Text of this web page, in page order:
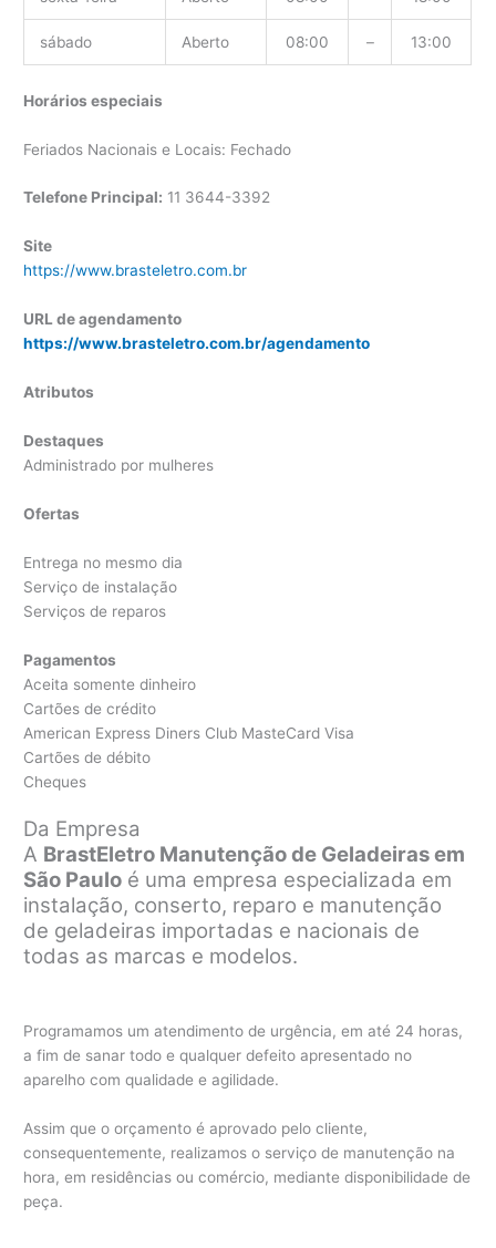
sábado Aberto 08:00 – 13:00
Horários especiais
Feriados Nacionais e Locais: Fechado
Telefone Principal: 11 3644-3392
Site
https://www.brasteletro.com.br
URL de agendamento
https://www.brasteletro.com.br/agendamento
Atributos
Destaques
Administrado por mulheres
Ofertas
Entrega no mesmo dia
Serviço de instalação
Serviços de reparos
Pagamentos
Aceita somente dinheiro
Cartões de crédito
American Express Diners Club MasteCard Visa
Cartões de débito
Cheques
Da Empresa
A BrastEletro Manutenção de Geladeiras em
São Paulo é uma empresa especializada em
instalação, conserto, reparo e manutenção
de geladeiras importadas e nacionais de
todas as marcas e modelos.
Programamos um atendimento de urgência, em até 24 horas,
a fim de sanar todo e qualquer defeito apresentado no
aparelho com qualidade e agilidade.
Assim que o orçamento é aprovado pelo cliente,
consequentemente, realizamos o serviço de manutenção na
hora, em residências ou comércio, mediante disponibilidade de
peça.